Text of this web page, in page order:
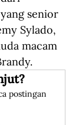
senior
Sylado,
macam
postingan